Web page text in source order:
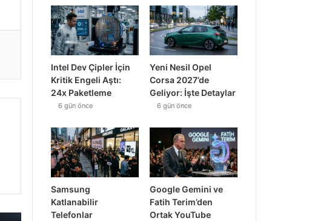
Intel Dev Çipler İçin
Kritik Engeli Aştı:
24x Paketleme
6 gün önce
Yeni Nesil Opel
Corsa 2027’de
Geliyor: İşte Detaylar
6 gün önce
Samsung
Katlanabilir
Telefonlar
Google Gemini ve
Fatih Terim’den
Ortak YouTube